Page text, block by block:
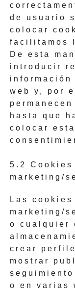
de usuario
colocar
facilitamos
De esta
introducir
información
web y, por
hasta que
colocar
5.2 Cookies
marketing/
Las cookies
marketing/
o cualquier
crear
mostrar
o en varias